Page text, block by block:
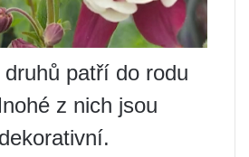
patří do rodu
z nich jsou